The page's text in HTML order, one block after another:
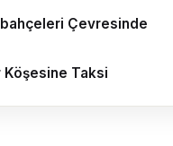
Çevresinde
Köşesine Taksi